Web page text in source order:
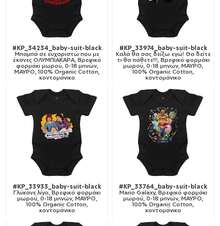
#KP_34234_baby-suit-black
Μπαμπά σε ευχαριστώ που με
έκανες ΟΛΥΜΠΙΑΚΑΡΑ, Βρεφικό
φορμάκι μωρού, 0-18 μηνών,
ΜΑΥΡΟ, 100% Organic Cotton,
κοντομάνικο
#KP_33974_baby-suit-black
Καλά θα σας δείξω εγώ! Θα δείτε
τι θα πάθετε!!!, Βρεφικό φορμάκι
μωρού, 0-18 μηνών, ΜΑΥΡΟ,
100% Organic Cotton,
κοντομάνικο
#KP_33933_baby-suit-black
Γλύκανε λίγο, Βρεφικό φορμάκι
μωρού, 0-18 μηνών, ΜΑΥΡΟ,
100% Organic Cotton,
κοντομάνικο
#KP_33764_baby-suit-black
Mario Galaxy, Βρεφικό φορμάκι
μωρού, 0-18 μηνών, ΜΑΥΡΟ,
100% Organic Cotton,
κοντομάνικο